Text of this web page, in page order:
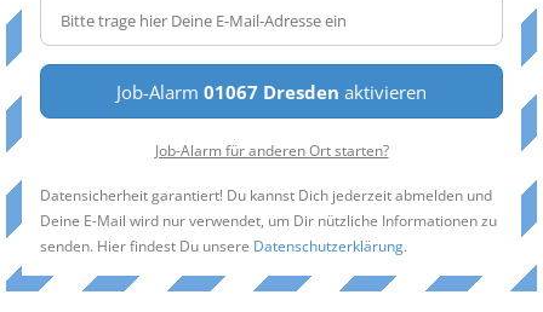
Job-Alarm 01067 Dresden aktivieren
Job-Alarm für anderen Ort starten?
Datensicherheit garantiert! Du kannst Dich jederzeit abmelden und
Deine E-Mail wird nur verwendet, um Dir nützliche Informationen zu
senden. Hier findest Du unsere Datenschutzerklärung.